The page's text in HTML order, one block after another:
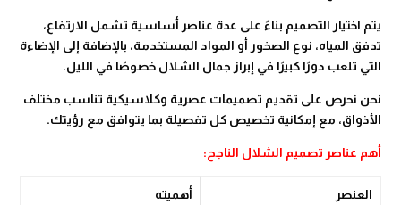
يتم اختيار التصميم بناءً على عدة عناصر أساسية تشمل الارتفاع،
تدفق المياه، نوع الصخور أو المواد المستخدمة، بالإضافة إلى الإضاءة
التي تلعب دورًا كبيرًا في إبراز جمال الشلال خصوصًا في الليل.
نحن نحرص على تقديم تصميمات عصرية وكلاسيكية تناسب مختلف
الأذواق، مع إمكانية تخصيص كل تفصيلة بما يتوافق مع رؤيتك.
أهم عناصر تصميم الشلال الناجح:
العنصر أهميته